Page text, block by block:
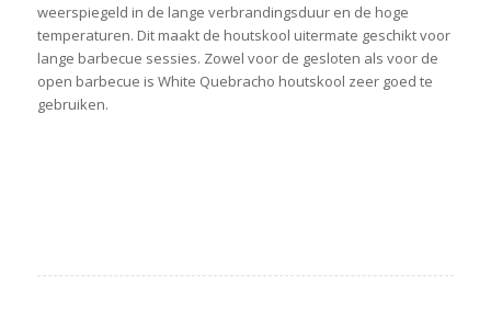
weerspiegeld in de lange verbrandingsduur en de hoge
temperaturen. Dit maakt de houtskool uitermate geschikt voor
lange barbecue sessies. Zowel voor de gesloten als voor de
open barbecue is White Quebracho houtskool zeer goed te
gebruiken.